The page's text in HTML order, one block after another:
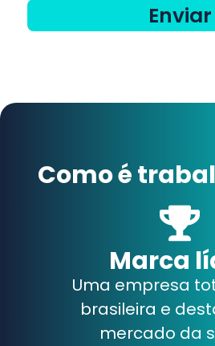
Enviar
Como é
Marca
Uma empresa
brasileira e
mercado da